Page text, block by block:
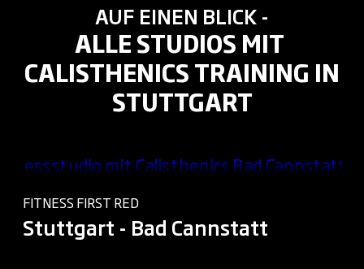
AUF EINEN BLICK -
ALLE STUDIOS MIT
CALISTHENICS TRAINING IN
STUTTGART
FITNESS FIRST RED
Stuttgart - Bad Cannstatt